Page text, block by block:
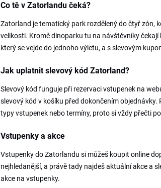
Co tě v Zatorlandu čeká?
Zatorland je tematický park rozdělený do čtyř zón,
velikosti. Kromě dinoparku tu na návštěvníky
který se vejde do jednoho výletu, a s slevovým
Jak uplatnit slevový kód Zatorland?
Slevový kód funguje při rezervaci vstupenek na
slevový kód v košíku před dokončením
typy vstupenek nebo termíny, proto si vždy přečti
Vstupenky a akce
Vstupenky do Zatorlandu si můžeš koupit online
nejhledanější, a právě tady najdeš aktuální akce a
akce na vstupenky.